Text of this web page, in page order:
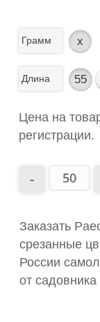
Грамм x
Длина 55
Цена на
регистрации.
Заказать
срезанные
России
от